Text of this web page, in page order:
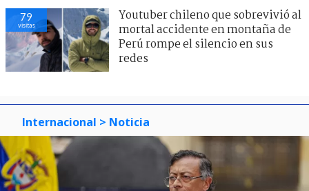
79
visitas
Youtuber chileno que sobrevivió al
mortal accidente en montaña de
Perú rompe el silencio en sus
redes
Internacional > Noticia